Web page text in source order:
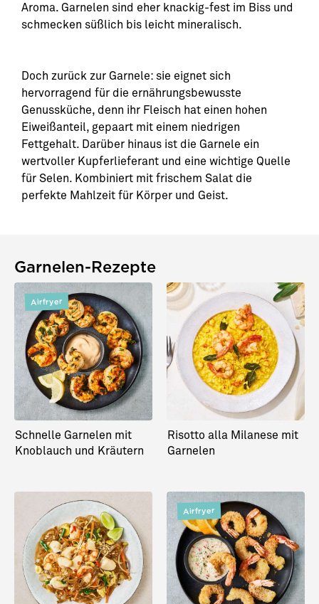
Aroma. Garnelen sind eher knackig-fest im Biss und
schmecken süßlich bis leicht mineralisch.
Doch zurück zur Garnele: sie eignet sich
hervorragend für die ernährungsbewusste
Genussküche, denn ihr Fleisch hat einen hohen
Eiweißanteil, gepaart mit einem niedrigen
Fettgehalt. Darüber hinaus ist die Garnele ein
wertvoller Kupferlieferant und eine wichtige Quelle
für Selen. Kombiniert mit frischem Salat die
perfekte Mahlzeit für Körper und Geist.
Garnelen-Rezepte
Airfryer
Schnelle Garnelen mit
Knoblauch und Kräutern
Risotto alla Milanese mit
Garnelen
Airfryer